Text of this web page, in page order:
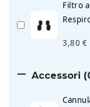
Filtro
3,80 €
 Accessori